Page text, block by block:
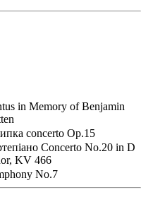
in Memory of Benjamin
concerto Op.15
Concerto No.20 in D
KV 466
No.7